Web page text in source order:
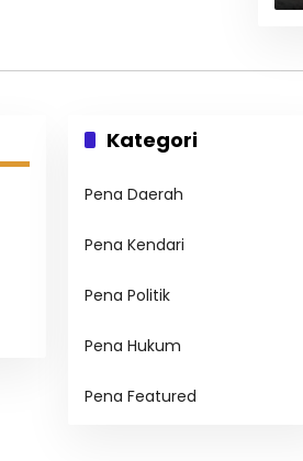
Kategori
Pena Daerah
Pena Kendari
Pena Politik
Pena Hukum
Pena Featured